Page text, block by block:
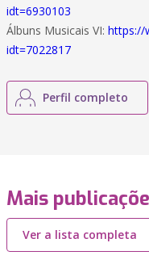
idt=6930103
Álbuns Musicais VI: https://
idt=7022817
Perfil completo
Mais
Ver a lista completa